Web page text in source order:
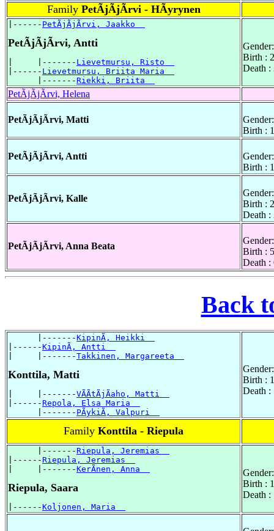
Family PetÃjÃjÃrvi - HÃyrynen
|------ PetÃjÃjÃrvi, Jaakko
PetÃjÃjÃrvi, Antti
|     |------- Lievetmursu, Risto
|------ Lievetmursu, Briita Maria
      |-------
Riekki, Briita
Birth :
Death :
PetÃjÃjÃrvi, Helena
PetÃjÃjÃrvi, Matti
Birth :
PetÃjÃjÃrvi, Antti
Birth :
PetÃjÃjÃrvi, Kalle
Birth :
Death :
PetÃjÃjÃrvi, Anna Beata
Birth :
Death :
Back
      |-------
KipinÃ, Heikki
|------KipinÃ, Antti
|     |-------Takkinen, Margareeta
Konttila, Matti
|     |-------VÃÃtÃjÃaho, Matti
|------Repola, Elsa Maria
      |-------
PÃykiÃ, Valpuri
Birth :
Death :
Family Konttila - Riepula
      |-------
Riepula, Jeremias
|------Riepula, Jeremias
|     |-------KerÃnen, Anna
Riepula, Saara
|------Koljonen, Maria
Birth :
Death :